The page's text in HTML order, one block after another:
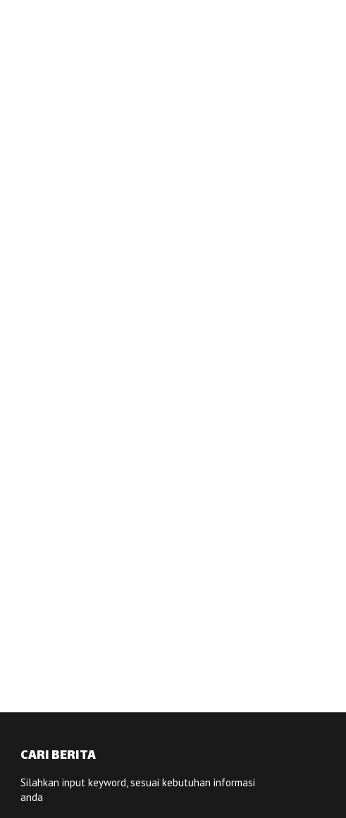
CARI BERITA
Silahkan input keyword, sesuai kebutuhan informasi
anda